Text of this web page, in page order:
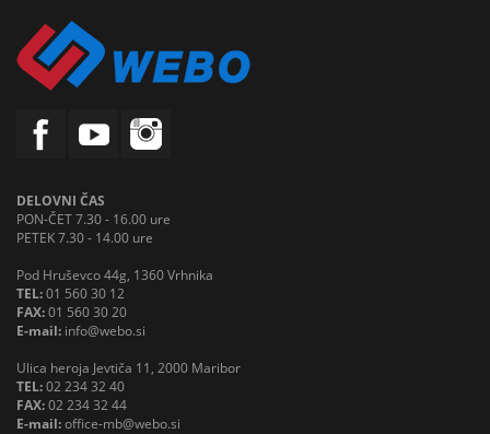
DELOVNI ČAS
PON-ČET 7.30 - 16.00 ure
PETEK 7.30 - 14.00 ure
Pod Hruševco 44g, 1360 Vrhnika
TEL:01 560 30 12
FAX:01 560 30 20
E-mail: info@webo.si
Ulica heroja Jevtiča 11, 2000 Maribor
TEL:02 234 32 40
FAX:02 234 32 44
E-mail:office-mb@webo.si